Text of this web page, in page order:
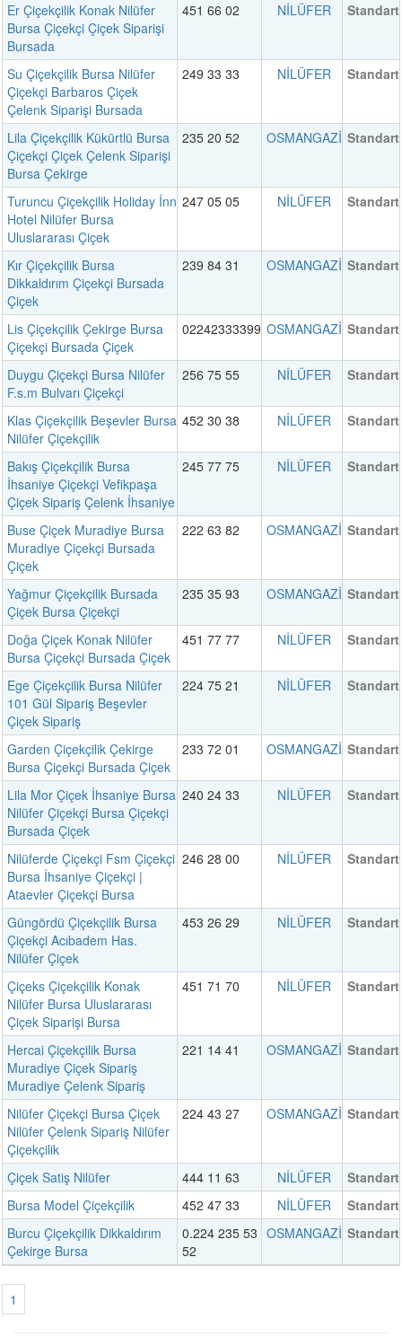
Er Çiçekçilik Konak Nilüfer
Bursa Çiçekçi Çiçek Siparişi
Bursada
451 66 02 NİLÜFER Standart
Su Çiçekçilik Bursa Nilüfer
Çiçekçi Barbaros Çiçek
Çelenk Siparişi Bursada
249 33 33 NİLÜFER Standart
Lila Çiçekçilik Kükürtlü Bursa
Çiçekçi Çiçek Çelenk Siparişi
Bursa Çekirge
235 20 52 OSMANGAZİ Standart
Turuncu Çiçekçilik Holiday İnn
Hotel Nilüfer Bursa
Uluslararası Çiçek
247 05 05 NİLÜFER Standart
Kır Çiçekçilik Bursa
Dikkaldırım Çiçekçi Bursada
Çiçek
239 84 31 OSMANGAZİ Standart
Lis Çiçekçilik Çekirge Bursa
Çiçekçi Bursada Çiçek
02242333399 OSMANGAZİ Standart
Duygu Çiçekçi Bursa Nilüfer
F.s.m Bulvarı Çiçekçi
256 75 55 NİLÜFER Standart
Klas Çiçekçilik Beşevler Bursa
Nilüfer Çiçekçilik
452 30 38 NİLÜFER Standart
Bakış Çiçekçilik Bursa
İhsaniye Çiçekçi Vefikpaşa
Çiçek Sipariş Çelenk İhsaniye
245 77 75 NİLÜFER Standart
Buse Çiçek Muradiye Bursa
Muradiye Çiçekçi Bursada
Çiçek
222 63 82 OSMANGAZİ Standart
Yağmur Çiçekçilik Bursada
Çiçek Bursa Çiçekçi
235 35 93 OSMANGAZİ Standart
Doğa Çiçek Konak Nilüfer
Bursa Çiçekçi Bursada Çiçek
451 77 77 NİLÜFER Standart
Ege Çiçekçilik Bursa Nilüfer
101 Gül Sipariş Beşevler
Çiçek Sipariş
224 75 21 NİLÜFER Standart
Garden Çiçekçilik Çekirge
Bursa Çiçekçi Bursada Çiçek
233 72 01 OSMANGAZİ Standart
Lila Mor Çiçek İhsaniye Bursa
Nilüfer Çiçekçi Bursa Çiçekçi
Bursada Çiçek
240 24 33 NİLÜFER Standart
Nilüferde Çiçekçi Fsm Çiçekçi
Bursa İhsaniye Çiçekçi |
Ataevler Çiçekçi Bursa
246 28 00 NİLÜFER Standart
Güngördü Çiçekçilik Bursa
Çiçekçi Acıbadem Has.
Nilüfer Çiçek
453 26 29 NİLÜFER Standart
Çiçeks Çiçekçilik Konak
Nilüfer Bursa Uluslararası
Çiçek Siparişi Bursa
451 71 70 NİLÜFER Standart
Hercai Çiçekçilik Bursa
Muradiye Çiçek Sipariş
Muradiye Çelenk Sipariş
221 14 41 OSMANGAZİ Standart
Nilüfer Çiçekçi Bursa Çiçek
Nilüfer Çelenk Sipariş Nilüfer
Çiçekçilik
224 43 27 OSMANGAZİ Standart
Çiçek Satiş Nilüfer 444 11 63 NİLÜFER
Standart
Bursa Model Çiçekçilik
452 47 33 NİLÜFER
Standart
Burcu Çiçekçilik Dikkaldırım
Çekirge Bursa
0.224 235 53
52
OSMANGAZİ Standart
1